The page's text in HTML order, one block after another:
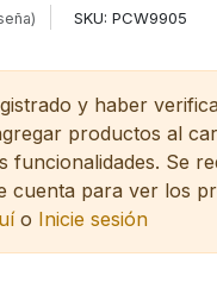
SKU: PCW9905
y haber
productos al
funcionalidades. Se
cuenta para ver los
o Inicie sesión